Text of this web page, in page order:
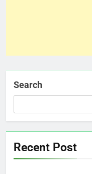
Search
Recent Post